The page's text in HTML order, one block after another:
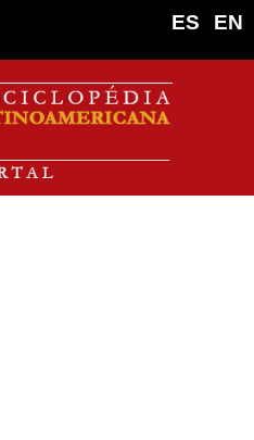
EN
ES